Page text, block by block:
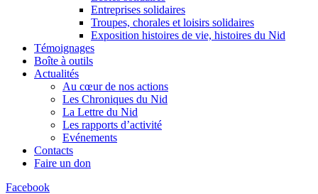
Entreprises solidaires
Troupes, chorales et loisirs solidaires
Exposition histoires de vie, histoires du Nid
Témoignages
Boîte à outils
Actualités
Au cœur de nos actions
Les Chroniques du Nid
La Lettre du Nid
Les rapports d’activité
Evénements
Contacts
Faire un don
Facebook